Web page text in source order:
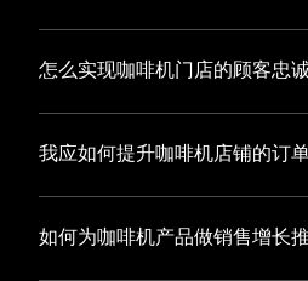
您共同打造独具特色的品牌，携手
有赞新零售旗下的有赞微商城、有
程序商城，为您的线上店铺提供一
态。
怎么实现咖啡机门店的顾客忠
您可以使用有赞的会员管理系统，
系，通过赠送积分、折扣等福利来
度。
我应如何提升咖啡机店铺的订
您可以使用有赞的裂变营销功能，
券、邀请好友等方式，吸引更多的
如何为咖啡机产品做销售增长